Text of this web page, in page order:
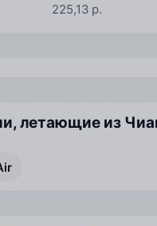
225,13 р.
летающие из